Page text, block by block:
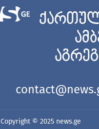
Copyright © 2025 news.ge